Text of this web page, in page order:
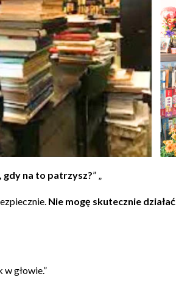
gdy na to patrzysz?” „
Nie mogę skutecznie działać
w głowie.”